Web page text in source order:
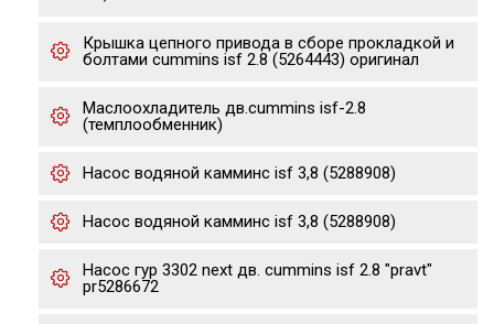
Крышка цепного привода в сборе прокладкой и
болтами cummins isf 2.8 (5264443) оригинал
Маслоохладитель дв.cummins isf-2.8
(темплообменник)
Насос водяной камминс isf 3,8 (5288908)
Насос водяной камминс isf 3,8 (5288908)
Насос гур 3302 next дв. cummins isf 2.8 "pravt"
pr5286672